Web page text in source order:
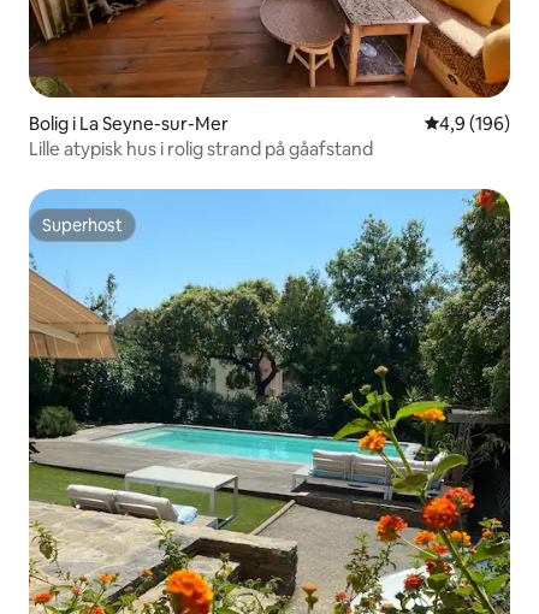
Bolig i La Seyne-sur-Mer 4,9 ud af 5 i
4,9 (196)
Lille atypisk hus i rolig strand på gåafstand
Superhost
Superhost